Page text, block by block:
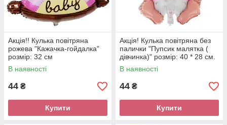
Акція!! Кулька повітряна
рожева "Кажачка-гойдалка"
розмір: 32 см
В наявності
44 ₴
Купити
Акція! Кулька повітряна без
палички "Пупсик малятка (
дівчинка)" розмір: 40 * 28 см.
В наявності
44 ₴
Купити